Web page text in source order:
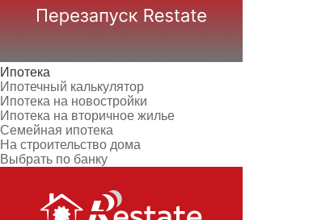
Ипотека
Ипотечный калькулятор
Ипотека на новостройки
Ипотека на вторичное жилье
Семейная ипотека
На строительство дома
Выбрать по банку